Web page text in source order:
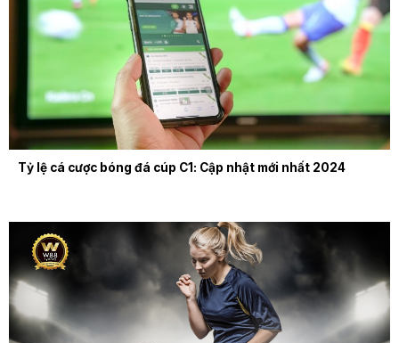
Tỷ lệ cá cược bóng đá cúp C1: Cập nhật mới nhất 2024